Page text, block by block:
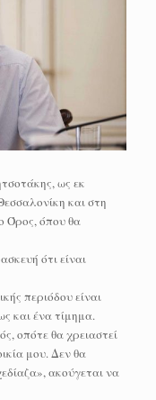
ως εκ
και στη
Όρος, όπου θα
ότι είναι
περιόδου είναι
και ένα τίμημα.
οπότε θα χρειαστεί
μου. Δεν θα
ακούγεται να